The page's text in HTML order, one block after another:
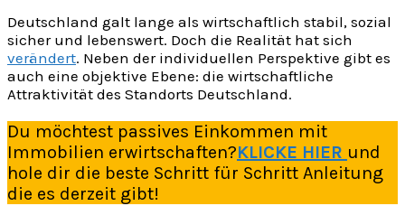
Deutschland galt lange als wirtschaftlich stabil, sozial
sicher und lebenswert. Doch die Realität hat sich
verändert. Neben der individuellen Perspektive gibt es
auch eine objektive Ebene: die wirtschaftliche
Attraktivität des Standorts Deutschland.
Du möchtest passives Einkommen mit
Immobilien erwirtschaften?KLICKE HIER und
hole dir die beste Schritt für Schritt Anleitung
die es derzeit gibt!